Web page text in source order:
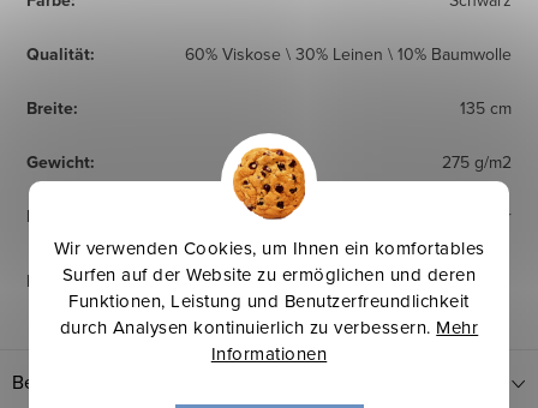
Wir verwenden Cookies, um Ihnen ein komfortables
Surfen auf der Website zu ermöglichen und deren
Funktionen, Leistung und Benutzerfreundlichkeit
durch Analysen kontinuierlich zu verbessern. Mehr
Informationen
Qualität: 60% Viskose \ 30% Leinen \ 10% Baumwolle
Breite: 135 cm
Gewicht: 275 g/m2
Herkunftsland Europäischer Hersteller
Pflegehinweise
Bewertung